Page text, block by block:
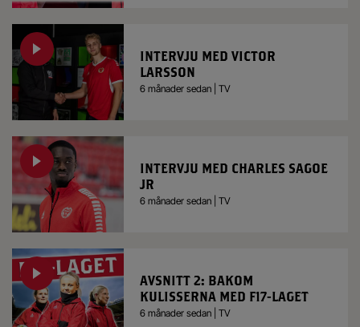
INTERVJU MED VICTOR
LARSSON
6 månader sedan | TV
INTERVJU MED CHARLES SAGOE
JR
6 månader sedan | TV
AVSNITT 2: BAKOM
KULISSERNA MED F17-LAGET
6 månader sedan | TV